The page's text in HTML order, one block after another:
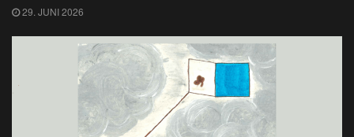
29. JUNI 2026